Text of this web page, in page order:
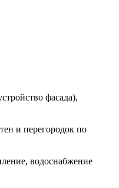
фасада),
и перегородок по
водоснабжение